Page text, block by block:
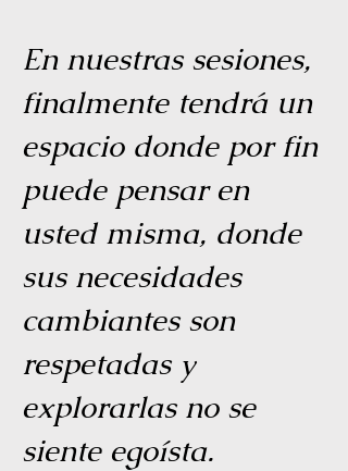
En nuestras sesiones,
finalmente tendrá un
espacio donde por fin
puede pensar en
usted misma, donde
sus necesidades
cambiantes son
respetadas y
explorarlas no se
siente egoísta.